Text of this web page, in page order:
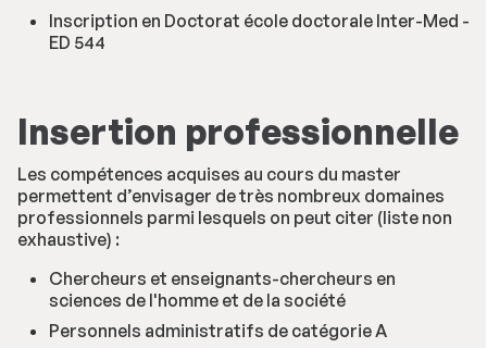
Inscription en Doctorat école doctorale Inter-Med -
ED 544
Insertion professionnelle
Les compétences acquises au cours du master
permettent d’envisager de très nombreux domaines
professionnels parmi lesquels on peut citer (liste non
exhaustive) :
Chercheurs et enseignants-chercheurs en
sciences de l'homme et de la société
Personnels administratifs de catégorie A